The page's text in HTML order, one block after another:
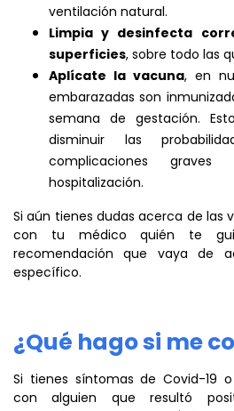
ventilación natural.
Limpia y desinfecta
superficies, sobre todo las
Aplícate la vacuna, en
embarazadas son
semana de gestación.
disminuir las
complicaciones
hospitalización.
Si aún tienes dudas acerca de las
con tu médico quién te
recomendación que vaya de
específico.
¿Qué hago si me
Si tienes síntomas de Covid-19
con alguien que resultó